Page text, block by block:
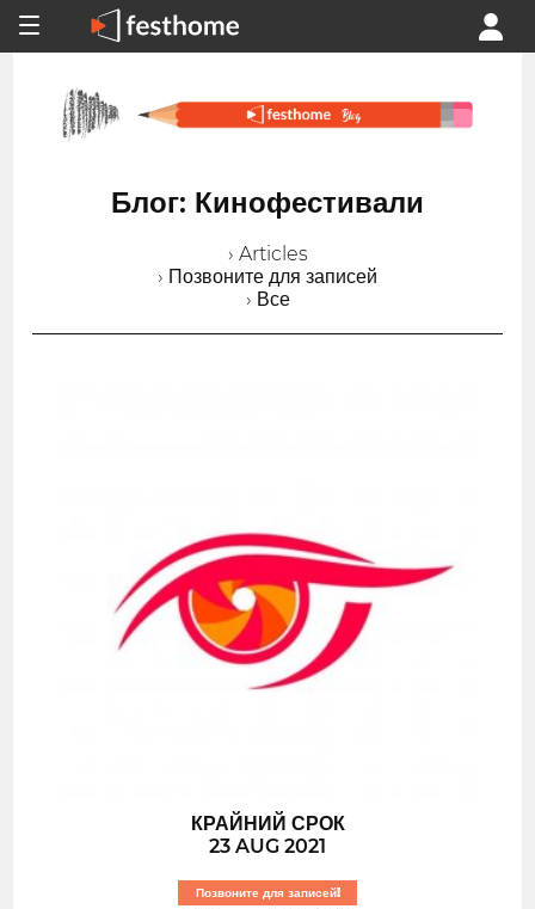
Блог: Кинофестивали
› Articles
› Позвоните для записей
› Все
КРАЙНИЙ СРОК
23 AUG 2021
Позвоните для записей!